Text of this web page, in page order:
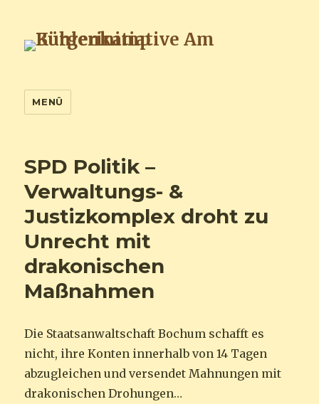
Bürgerinitiative Am Kuhlenkamp
MENÜ
SPD Politik –
Verwaltungs- &
Justizkomplex droht zu
Unrecht mit
drakonischen
Maßnahmen
Die Staatsanwaltschaft Bochum schafft es
nicht, ihre Konten innerhalb von 14 Tagen
abzugleichen und versendet Mahnungen mit
drakonischen Drohungen…